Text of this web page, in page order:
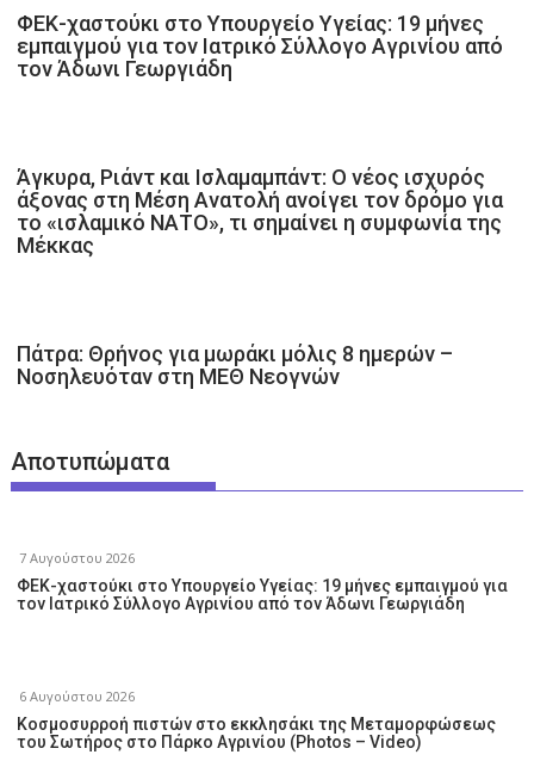
ρ
θ
ΦΕΚ-χαστούκι στο Υπουργείο Υγείας: 19 μήνες
εμπαιγμού για τον Ιατρικό Σύλλογο Αγρινίου από
τον Άδωνι Γεωργιάδη
Άγκυρα, Ριάντ και Ισλαμαμπάντ: Ο νέος ισχυρός
άξονας στη Μέση Ανατολή ανοίγει τον δρόμο για
το «ισλαμικό ΝΑΤΟ», τι σημαίνει η συμφωνία της
Μέκκας
Πάτρα: Θρήνος για μωράκι μόλις 8 ημερών –
Νοσηλευόταν στη ΜΕΘ Νεογνών
Αποτυπώματα
7 Αυγούστου 2026
ΦΕΚ-χαστούκι στο Υπουργείο Υγείας: 19 μήνες εμπαιγμού για
τον Ιατρικό Σύλλογο Αγρινίου από τον Άδωνι Γεωργιάδη
6 Αυγούστου 2026
Κοσμοσυρροή πιστών στο εκκλησάκι της Μεταμορφώσεως
του Σωτήρος στο Πάρκο Αγρινίου (Photos – Video)